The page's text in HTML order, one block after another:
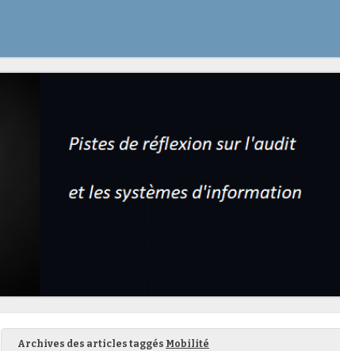
Archives des articles taggés Mobilité